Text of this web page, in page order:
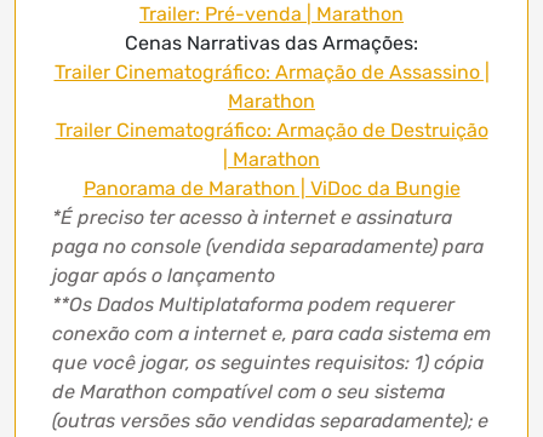
Trailer: Pré-venda | Marathon
Cenas Narrativas das Armações:
Trailer Cinematográfico: Armação de Assassino |
Marathon
Trailer Cinematográfico: Armação de Destruição
| Marathon
Panorama de Marathon | ViDoc da Bungie
*É preciso ter acesso à internet e assinatura
paga no console (vendida separadamente) para
jogar após o lançamento
**Os Dados Multiplataforma podem requerer
conexão com a internet e, para cada sistema em
que você jogar, os seguintes requisitos: 1) cópia
de Marathon compatível com o seu sistema
(outras versões são vendidas separadamente); e